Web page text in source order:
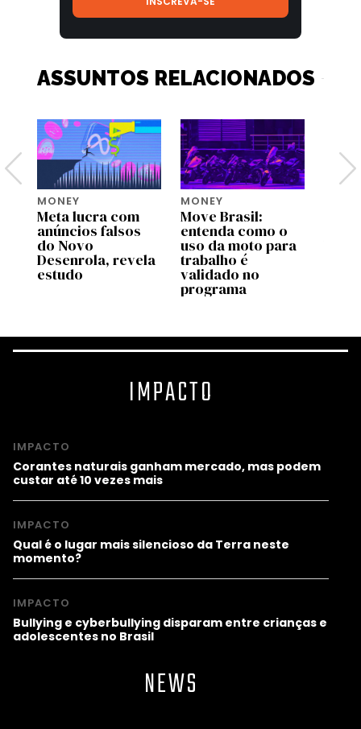
ASSUNTOS RELACIONADOS
MONEY
Meta lucra com
anúncios falsos
do Novo
Desenrola, revela
estudo
MONEY
Move Brasil:
entenda como o
uso da moto para
trabalho é
validado no
programa
IMPACTO
IMPACTO
Corantes naturais ganham mercado, mas podem
custar até 10 vezes mais
IMPACTO
Qual é o lugar mais silencioso da Terra neste
momento?
IMPACTO
Bullying e cyberbullying disparam entre crianças e
adolescentes no Brasil
NEWS